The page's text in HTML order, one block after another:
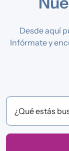
Desde aquí
Infórmate y
¿Qué estás